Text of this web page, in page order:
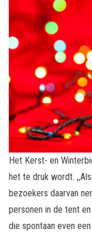
Het Kerst- en
het te druk wordt.
bezoekers daarvan
personen in de tent
die spontaan even